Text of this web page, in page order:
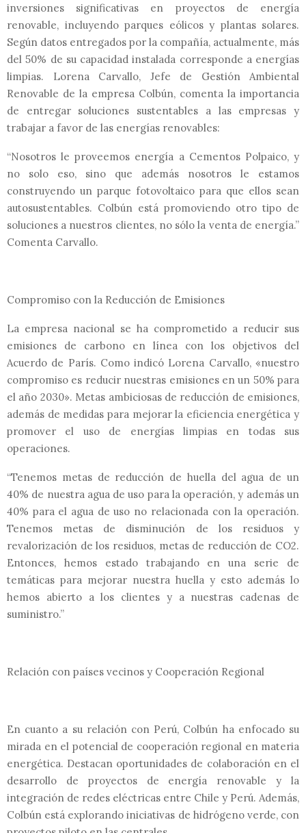
inversiones significativas en proyectos de energía
renovable, incluyendo parques eólicos y plantas solares.
Según datos entregados por la compañía, actualmente, más
del 50% de su capacidad instalada corresponde a energías
limpias. Lorena Carvallo, Jefe de Gestión Ambiental
Renovable de la empresa Colbún, comenta la importancia
de entregar soluciones sustentables a las empresas y
trabajar a favor de las energías renovables:
“Nosotros le proveemos energía a Cementos Polpaico, y
no solo eso, sino que además nosotros le estamos
construyendo un parque fotovoltaico para que ellos sean
autosustentables. Colbún está promoviendo otro tipo de
soluciones a nuestros clientes, no sólo la venta de energía.”
Comenta Carvallo.
Compromiso con la Reducción de Emisiones
La empresa nacional se ha comprometido a reducir sus
emisiones de carbono en línea con los objetivos del
Acuerdo de París. Como indicó Lorena Carvallo, «nuestro
compromiso es reducir nuestras emisiones en un 50% para
el año 2030». Metas ambiciosas de reducción de emisiones,
además de medidas para mejorar la eficiencia energética y
promover el uso de energías limpias en todas sus
operaciones.
“Tenemos metas de reducción de huella del agua de un
40% de nuestra agua de uso para la operación, y además un
40% para el agua de uso no relacionada con la operación.
Tenemos metas de disminución de los residuos y
revalorización de los residuos, metas de reducción de CO2.
Entonces, hemos estado trabajando en una serie de
temáticas para mejorar nuestra huella y esto además lo
hemos abierto a los clientes y a nuestras cadenas de
suministro.”
Relación con países vecinos y Cooperación Regional
En cuanto a su relación con Perú, Colbún ha enfocado su
mirada en el potencial de cooperación regional en materia
energética. Destacan oportunidades de colaboración en el
desarrollo de proyectos de energía renovable y la
integración de redes eléctricas entre Chile y Perú. Además,
Colbún está explorando iniciativas de hidrógeno verde, con